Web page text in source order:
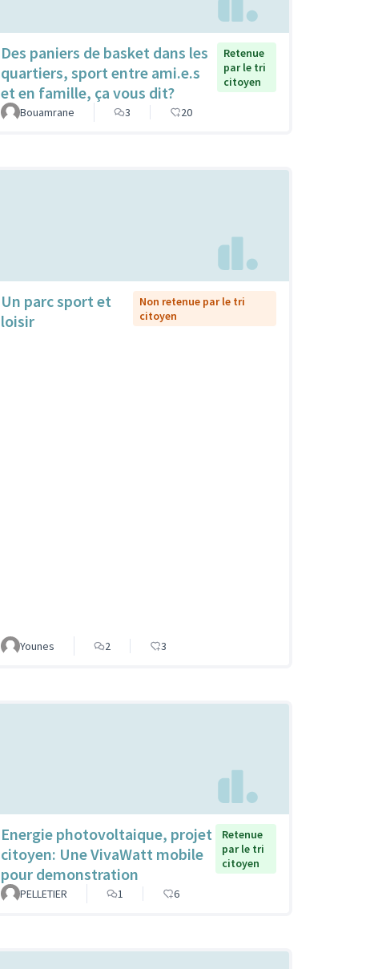
Des paniers de basket dans les
quartiers, sport entre ami.e.s
et en famille, ça vous dit?
Retenue
par le tri
citoyen
Bouamrane 3 20
Un parc sport et
loisir
Non retenue par le tri
citoyen
Younes 2 3
Energie photovoltaique, projet
citoyen: Une VivaWatt mobile
pour demonstration
Retenue
par le tri
citoyen
PELLETIER 1 6